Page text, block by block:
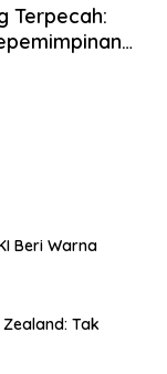
Terpecah:
Beri Warna
Tak